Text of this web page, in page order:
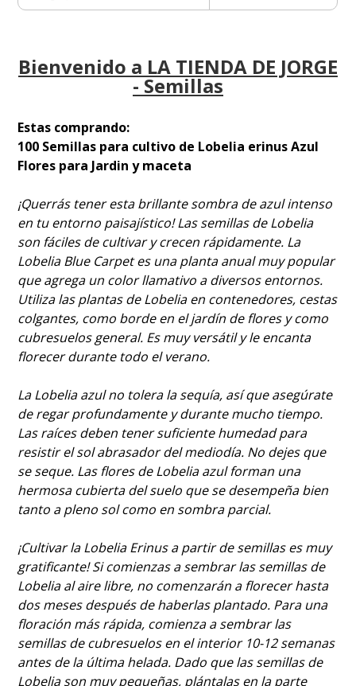
Bienvenido a LA TIENDA DE JORGE
- Semillas
Estas comprando:
100 Semillas para cultivo de Lobelia erinus Azul
Flores para Jardin y maceta
¡Querrás tener esta brillante sombra de azul intenso
en tu entorno paisajístico! Las semillas de Lobelia
son fáciles de cultivar y crecen rápidamente. La
Lobelia Blue Carpet es una planta anual muy popular
que agrega un color llamativo a diversos entornos.
Utiliza las plantas de Lobelia en contenedores, cestas
colgantes, como borde en el jardín de flores y como
cubresuelos general. Es muy versátil y le encanta
florecer durante todo el verano.
La Lobelia azul no tolera la sequía, así que asegúrate
de regar profundamente y durante mucho tiempo.
Las raíces deben tener suficiente humedad para
resistir el sol abrasador del mediodía. No dejes que
se seque. Las flores de Lobelia azul forman una
hermosa cubierta del suelo que se desempeña bien
tanto a pleno sol como en sombra parcial.
¡Cultivar la Lobelia Erinus a partir de semillas es muy
gratificante! Si comienzas a sembrar las semillas de
Lobelia al aire libre, no comenzarán a florecer hasta
dos meses después de haberlas plantado. Para una
floración más rápida, comienza a sembrar las
semillas de cubresuelos en el interior 10-12 semanas
antes de la última helada. Dado que las semillas de
Lobelia son muy pequeñas, plántalas en la parte